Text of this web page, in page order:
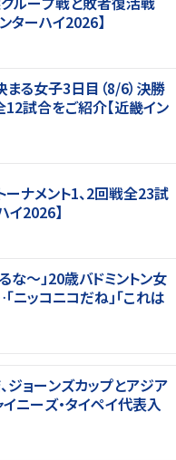
ターハイ2026】
る女子3日目（8/6）決勝
12試合をご紹介【近畿イン
ーナメント1、2回戦全23試
イ2026】
な〜」20歳バドミントン女
ニッコニコだね」「これは
ジョーンズカップとアジア
ニーズ・タイペイ代表入